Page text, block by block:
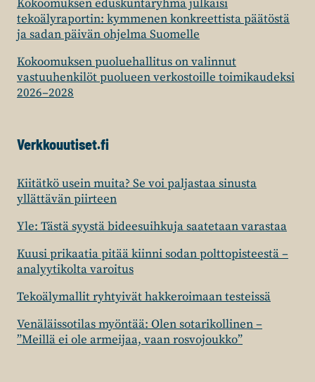
Kokoomuksen eduskuntaryhmä julkaisi
tekoälyraportin: kymmenen konkreettista päätöstä
ja sadan päivän ohjelma Suomelle
Kokoomuksen puoluehallitus on valinnut
vastuuhenkilöt puolueen verkostoille toimikaudeksi
2026–2028
Verkkouutiset.fi
Kiitätkö usein muita? Se voi paljastaa sinusta
yllättävän piirteen
Yle: Tästä syystä bideesuihkuja saatetaan varastaa
Kuusi prikaatia pitää kiinni sodan polttopisteestä –
analyytikolta varoitus
Tekoälymallit ryhtyivät hakkeroimaan testeissä
Venäläissotilas myöntää: Olen sotarikollinen –
”Meillä ei ole armeijaa, vaan rosvojoukko”